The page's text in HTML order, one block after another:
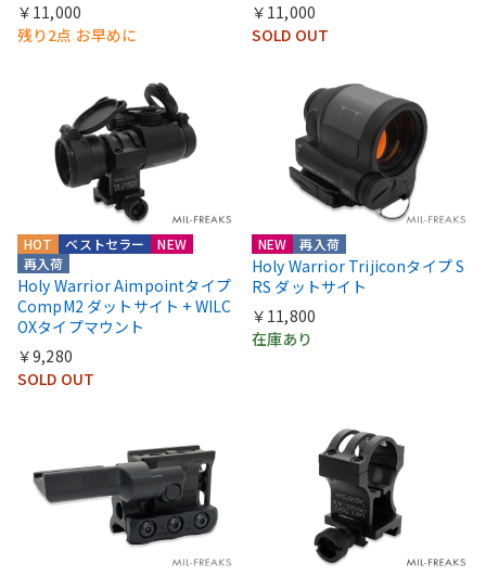
￥11,000
残り2点 お早めに
￥11,000
SOLD OUT
HOT
NEW
再入荷
ベストセラー
Holy Warrior Aimpointタイプ
CompM2 ダットサイト + WILC
OXタイプマウント
￥9,280
SOLD OUT
NEW 再入荷
Holy Warrior Trijiconタイプ S
RS ダットサイト
￥11,800
在庫あり